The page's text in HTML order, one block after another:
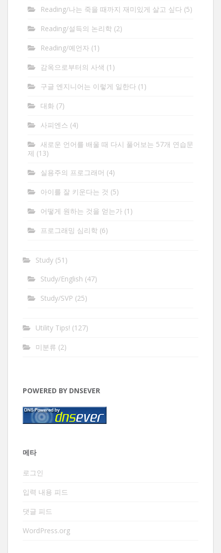
Reading/나는 죽을 때까지 재미있게 살고 싶다 (5)
Reading/설득의 논리학 (2)
Reading/예언자 (1)
감옥으로부터의 사색 (1)
구글 엔지니어는 이렇게 일한다 (1)
대화 (7)
사피엔스 (4)
새로운 언어를 배울 때 다시 풀어보는 57개 연습문
제 (13)
실용주의 프로그래머 (4)
아이를 잘 키운다는 것 (5)
어떻게 원하는 것을 얻는가 (1)
프로그래밍 심리학 (6)
Study (51)
Study/English (47)
Study/SVP (25)
Utility Tips! (127)
미분류 (2)
POWERED BY DNSEVER
메타
로그인
입력 내용 피드
댓글 피드
WordPress.org